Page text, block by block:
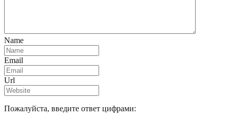
Name
Email
Url
Пожалуйста, введите ответ цифрами: